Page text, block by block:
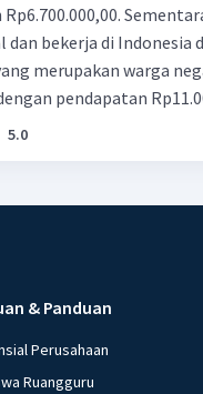
pendapatan Rp8.900.000,00. Lalu
negara Indonesia yang tinggal dan bekerja di
pendapatan
5.0
& Panduan
Perusahaan
Ruangguru